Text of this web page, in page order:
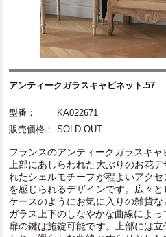
アンティークガラスキャビネット.57
型番：
KA022671
販売価格：
SOLD OUT
フランスのアンティークガラスキャ
上部にあしらわれた大ぶりのお花
れたシェルモチーフが程よいアク
を感じられるデザインです。広々
ケースのようにお気に入りの雑貨な
ガラス上下のしなやかな曲線によっ
扉の鍵は施錠可能です。上部には